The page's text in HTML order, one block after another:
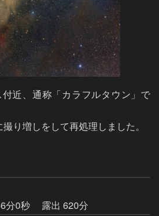
近、通称「カラフルタウン」で
り増しをして再処理しました。
分0秒
露出 620分